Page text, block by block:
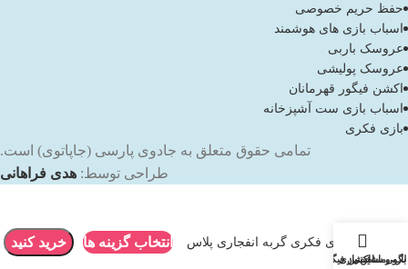
حفظ حریم خصوصی
اسباب بازی های هوشمند
عروسک باربی
عروسک پولیشی
اکشن فیگور قهرمانان
اسباب بازی ست آشپزخانه
بازی فکری
تمامی حقوق متعلق به جادوی پارسی (جاپاتوی) است.
طراحی توسط: هدی فراهانی
بازی فکری گربه انفجاری پلاس انتخاب گزینه ها خرید کنید
باربی
لگو و ساختنی
ماشین بازی
اکشن فیگور